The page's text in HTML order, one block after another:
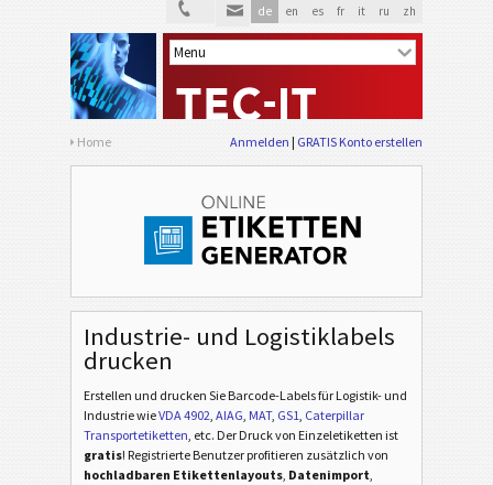
de en es fr it ru zh
Home Anmelden GRATIS Konto erstellen
Industrie- und Logistiklabels
drucken
Erstellen und drucken Sie Barcode-Labels für Logistik- und
IndustriewieVDA 4902, AIAG, MAT, GS1, Caterpillar
Transportetiketten, etc. Der Druck von Einzeletiketten ist
gratis! Registrierte Benutzer profitieren zusätzlich von
hochladbaren Etikettenlayouts, Datenimport,